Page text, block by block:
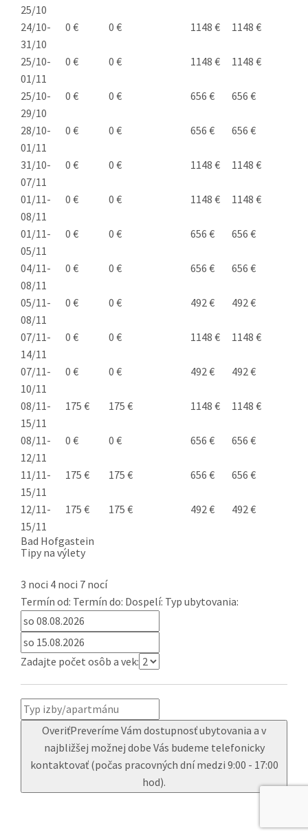
25/10
24/10-
31/10
0 € 0 € 1148 € 1148 €
25/10-
01/11
0 € 0 € 1148 € 1148 €
25/10-
29/10
0 € 0 € 656 € 656 €
28/10-
01/11
0 € 0 € 656 € 656 €
31/10-
07/11
0 € 0 € 1148 € 1148 €
01/11-
08/11
0 € 0 € 1148 € 1148 €
01/11-
05/11
0 € 0 € 656 € 656 €
04/11-
08/11
0 € 0 € 656 € 656 €
05/11-
08/11
0 € 0 € 492 € 492 €
07/11-
14/11
0 € 0 € 1148 € 1148 €
07/11-
10/11
0 € 0 € 492 € 492 €
08/11-
15/11
175 € 175 € 1148 € 1148 €
08/11-
12/11
0 € 0 € 656 € 656 €
11/11-
15/11
175 € 175 € 656 € 656 €
12/11-
15/11
175 € 175 € 492 € 492 €
Bad Hofgastein
Tipy na výlety
3 noci 4 noci 7 nocí
Termín od: Termín do: Dospelí: Typ ubytovania:
Zadajte počet osôb a vek:
OveriťPreveríme Vám dostupnosť ubytovania a v
najbližšej možnej dobe Vás budeme telefonicky
kontaktovať (počas pracovných dní medzi 9:00 - 17:00
hod).